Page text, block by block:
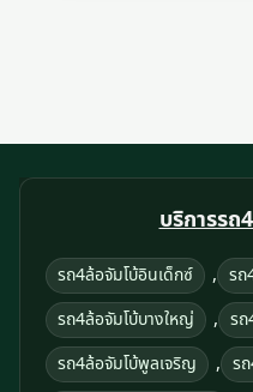
บริการรถ
รถ4ล้อจัมโบ้อินเด็กซ์ , รถ
รถ4ล้อจัมโบ้บางใหญ่ , รถ
รถ4ล้อจัมโบ้พูลเจริญ , ร